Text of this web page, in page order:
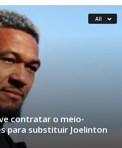
All
contratar o meio-
para substituir Joelinton